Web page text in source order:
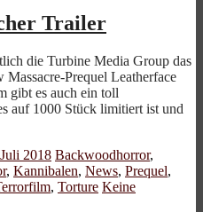
Trailer
die Turbine Media Group das
Massacre-Prequel Leatherface
gibt es auch ein toll
auf 1000 Stück limitiert ist und
2018 Backwoodhorror,
, Kannibalen, News, Prequel,
, Torture Keine